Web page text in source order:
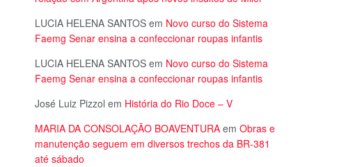
LUCIA HELENA SANTOS em Novo curso do Sistema
Faemg Senar ensina a confeccionar roupas infantis
LUCIA HELENA SANTOS em Novo curso do Sistema
Faemg Senar ensina a confeccionar roupas infantis
José Luiz Pizzol em História do Rio Doce – V
MARIA DA CONSOLAÇÃO BOAVENTURA em Obras e
manutenção seguem em diversos trechos da BR-381
até sábado